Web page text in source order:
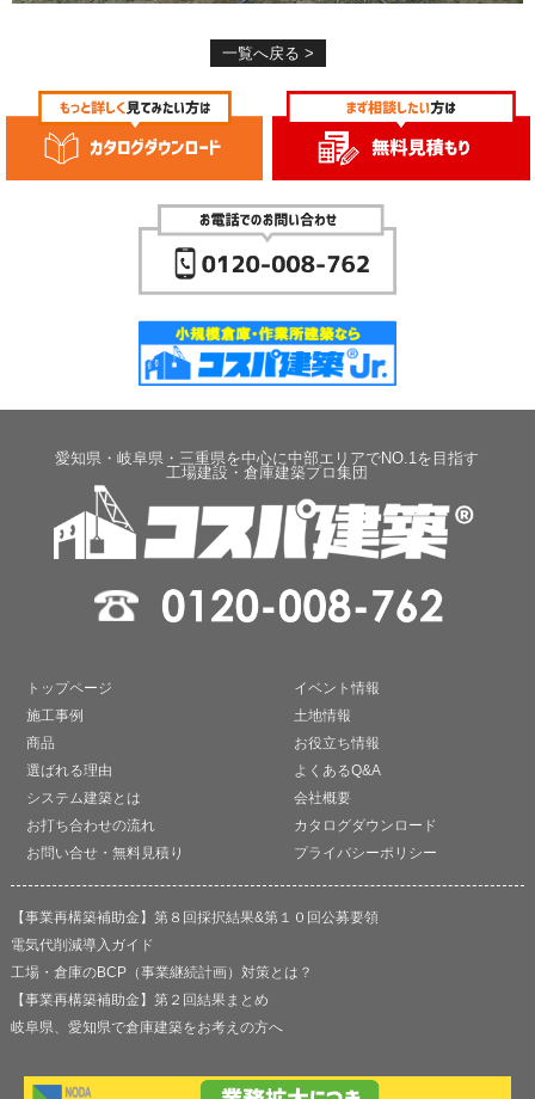
一覧へ戻る >
愛知県・岐阜県・三重県を中心に中部エリアでNO.1を目指す
工場建設・倉庫建築プロ集団
トップページ
施工事例
商品
選ばれる理由
システム建築とは
お打ち合わせの流れ
お問い合せ・無料見積り
イベント情報
土地情報
お役立ち情報
よくあるQ&A
会社概要
カタログダウンロード
プライバシーポリシー
【事業再構築補助金】第８回採択結果&第１０回公募要領
電気代削減導入ガイド
工場・倉庫のBCP（事業継続計画）対策とは？
【事業再構築補助金】第２回結果まとめ
岐阜県、愛知県で倉庫建築をお考えの方へ